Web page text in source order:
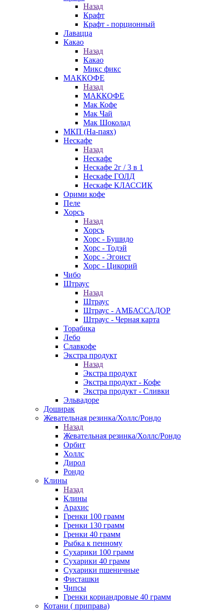
Назад
Крафт
Крафт - порционный
Лавацца
Какао
Назад
Какао
Микс фикс
МАККОФЕ
Назад
МАККОФЕ
Мак Кофе
Мак Чай
Мак Шоколад
МКП (На-паях)
Нескафе
Назад
Нескафе
Нескафе 2г / 3 в 1
Нескафе ГОЛД
Нескафе КЛАССИК
Орими кофе
Пеле
Хорсъ
Назад
Хорсъ
Хорс - Бушидо
Хорс - Тодэй
Хорс - Эгоист
Хорс - Цикорий
Чибо
Штраус
Назад
Штраус
Штраус - АМБАССАДОР
Штраус - Черная карта
Торабика
Лебо
Славкофе
Экстра продукт
Назад
Экстра продукт
Экстра продукт - Кофе
Экстра продукт - Сливки
Эльвадоре
Доширак
Жевательная резинка/Холлс/Рондо
Назад
Жевательная резинка/Холлс/Рондо
Орбит
Холлс
Дирол
Рондо
Клины
Назад
Клины
Арахис
Гренки 100 грамм
Гренки 130 грамм
Гренки 40 грамм
Рыбка к пенному
Сухарики 100 грамм
Сухарики 40 грамм
Сухарики пшеничные
Фисташки
Чипсы
Гренки кориандровые 40 грамм
Котани ( приправа)